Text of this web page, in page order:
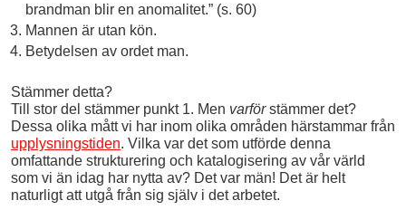
brandman blir en anomalitet.” (s. 60)
Mannen är utan kön.
Betydelsen av ordet man.
Stämmer detta?
Till stor del stämmer punkt 1. Men varförstämmer det?
Dessa olika mått vi har inom olika områden härstammar från
upplysningstiden. Vilka var det som utförde denna
omfattande strukturering och katalogisering av vår värld
som vi än idag har nytta av? Det var män! Det är helt
naturligt att utgå från sig själv i det arbetet.